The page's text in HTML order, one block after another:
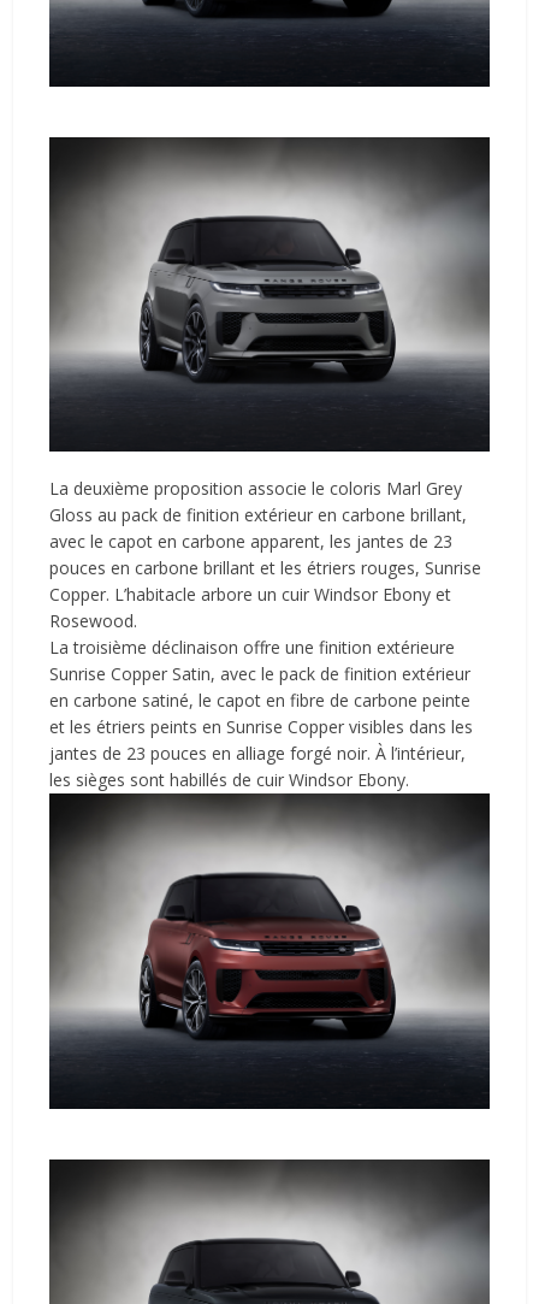
La deuxième proposition associe le coloris Marl Grey
Gloss au pack de finition extérieur en carbone brillant,
avec le capot en carbone apparent, les jantes de 23
pouces en carbone brillant et les étriers rouges, Sunrise
Copper. L’habitacle arbore un cuir Windsor Ebony et
Rosewood.
La troisième déclinaison offre une finition extérieure
Sunrise Copper Satin, avec le pack de finition extérieur
en carbone satiné, le capot en fibre de carbone peinte
et les étriers peints en Sunrise Copper visibles dans les
jantes de 23 pouces en alliage forgé noir. À l’intérieur,
les sièges sont habillés de cuir Windsor Ebony.